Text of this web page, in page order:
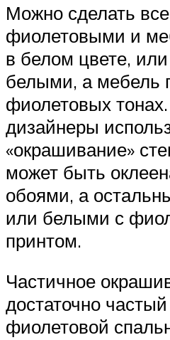
Можно сделать
фиолетовыми и
в белом цвете,
белыми, а мебель
фиолетовых
дизайнеры
«окрашивание»
может быть
обоями, а
или белыми с
принтом.
Частичное
достаточно
фиолетовой